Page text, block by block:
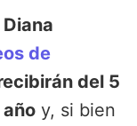
Diana
de
del 5
y, si bien